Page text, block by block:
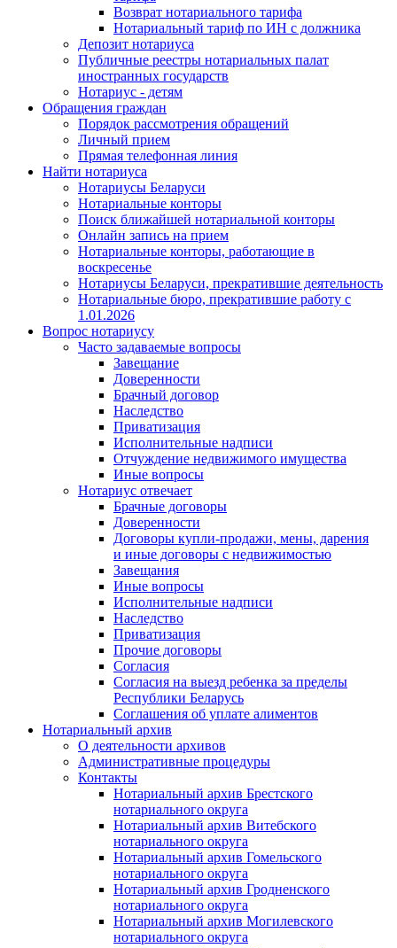
Возврат нотариального тарифа
Нотариальный тариф по ИН с должника
Депозит нотариуса
Публичные реестры нотариальных палат
иностранных государств
Нотариус - детям
Обращения граждан
Порядок рассмотрения обращений
Личный прием
Прямая телефонная линия
Найти нотариуса
Нотариусы Беларуси
Нотариальные конторы
Поиск ближайшей нотариальной конторы
Онлайн запись на прием
Нотариальные конторы, работающие в
воскресенье
Нотариусы Беларуси, прекратившие деятельность
Нотариальные бюро, прекратившие работу с
1.01.2026
Вопрос нотариусу
Часто задаваемые вопросы
Завещание
Доверенности
Брачный договор
Наследство
Приватизация
Исполнительные надписи
Отчуждение недвижимого имущества
Иные вопросы
Нотариус отвечает
Брачные договоры
Доверенности
Договоры купли-продажи, мены, дарения
и иные договоры с недвижимостью
Завещания
Иные вопросы
Исполнительные надписи
Наследство
Приватизация
Прочие договоры
Согласия
Согласия на выезд ребенка за пределы
Республики Беларусь
Соглашения об уплате алиментов
Нотариальный архив
О деятельности архивов
Административные процедуры
Контакты
Нотариальный архив Брестского
нотариального округа
Нотариальный архив Витебского
нотариального округа
Нотариальный архив Гомельского
нотариального округа
Нотариальный архив Гродненского
нотариального округа
Нотариальный архив Могилевского
нотариального округа